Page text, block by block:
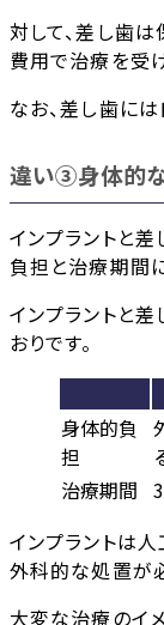
対して、差し歯
費用で治療を受
なお、差し歯に
違い③身体的
インプラントと
負担と治療期間
インプラントと
おりです。
身体的負
担
治療期間
インプラントは
外科的な処置が
大変な治療のイ